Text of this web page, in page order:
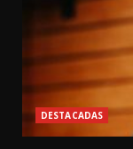
DESTACADAS